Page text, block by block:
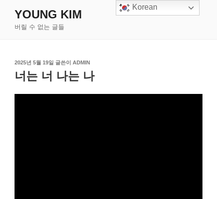
YOUNG KIM
버릴 수 없는 글들
작
성
일
2025년 5월 19일 글쓴이 ADMIN
너는 너 나는 나
Korean